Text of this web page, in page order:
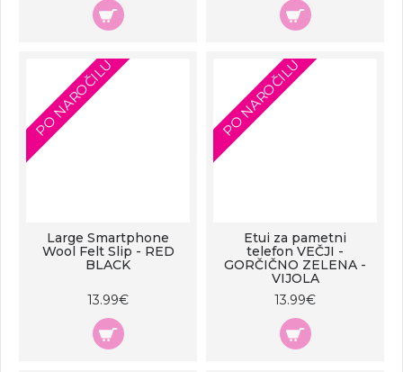
PO NAROČILU
Large Smartphone
Wool Felt Slip - RED
BLACK
13.99€
PO NAROČILU
Etui za pametni
telefon VEČJI -
GORČIČNO ZELENA -
VIJOLA
13.99€